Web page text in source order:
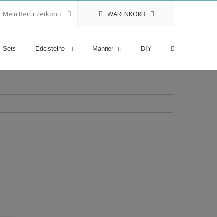
Mein Benutzerkonto WARENKORB
Sets Edelsteine Männer DIY